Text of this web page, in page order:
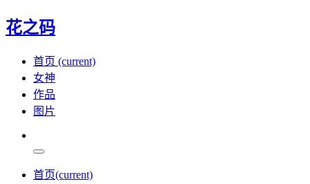
花之码
首页 (current)
女神
作品
图片
首页(current)